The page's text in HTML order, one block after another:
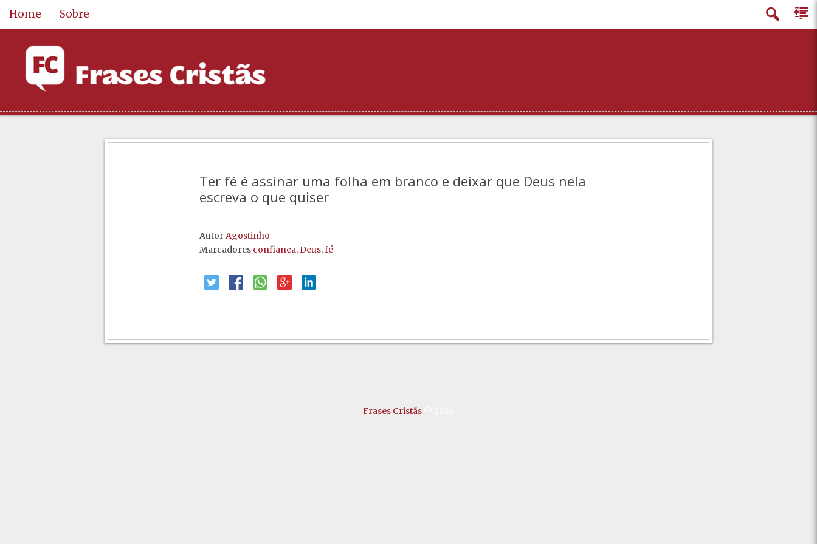
Home Sobre
Ter fé é assinar uma folha em branco e deixar que Deus nela
escreva o que quiser
AutorAgostinho
Marcadores confiança,Deus,fé
Frases Cristãs© 2026